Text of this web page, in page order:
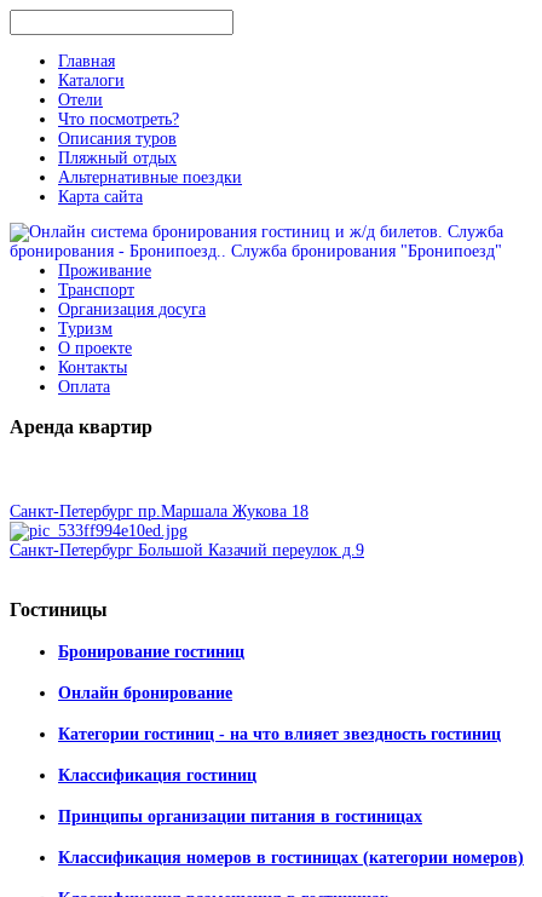
Главная
Каталоги
Отели
Что посмотреть?
Описания туров
Пляжный отдых
Альтернативные поездки
Карта сайта
Проживание
Транспорт
Организация досуга
Туризм
О проекте
Контакты
Оплата
Аренда квартир
Санкт-Петербург пр.Маршала Жукова 18
Санкт-Петербург Большой Казачий переулок д.9
Гостиницы
Бронирование гостиниц
Онлайн бронирование
Категории гостиниц - на что влияет звездность гостиниц
Классификация гостиниц
Принципы организации питания в гостиницах
Классификация номеров в гостиницах (категории номеров)